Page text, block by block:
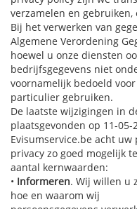
verzamelen en gebruiken,
Bij het verwerken van
Algemene Verordening
hoewel u onze diensten
bedrijfsgegevens niet
voornamelijk bedoeld
particulier gebruiken.
De laatste wijzigingen in
plaatsgevonden op 11-05-
Evisumservice.be acht
privacy zo goed mogelijk
aantal kernwaarden:
• Informeren. Wij willen u
hoe en waarom wij